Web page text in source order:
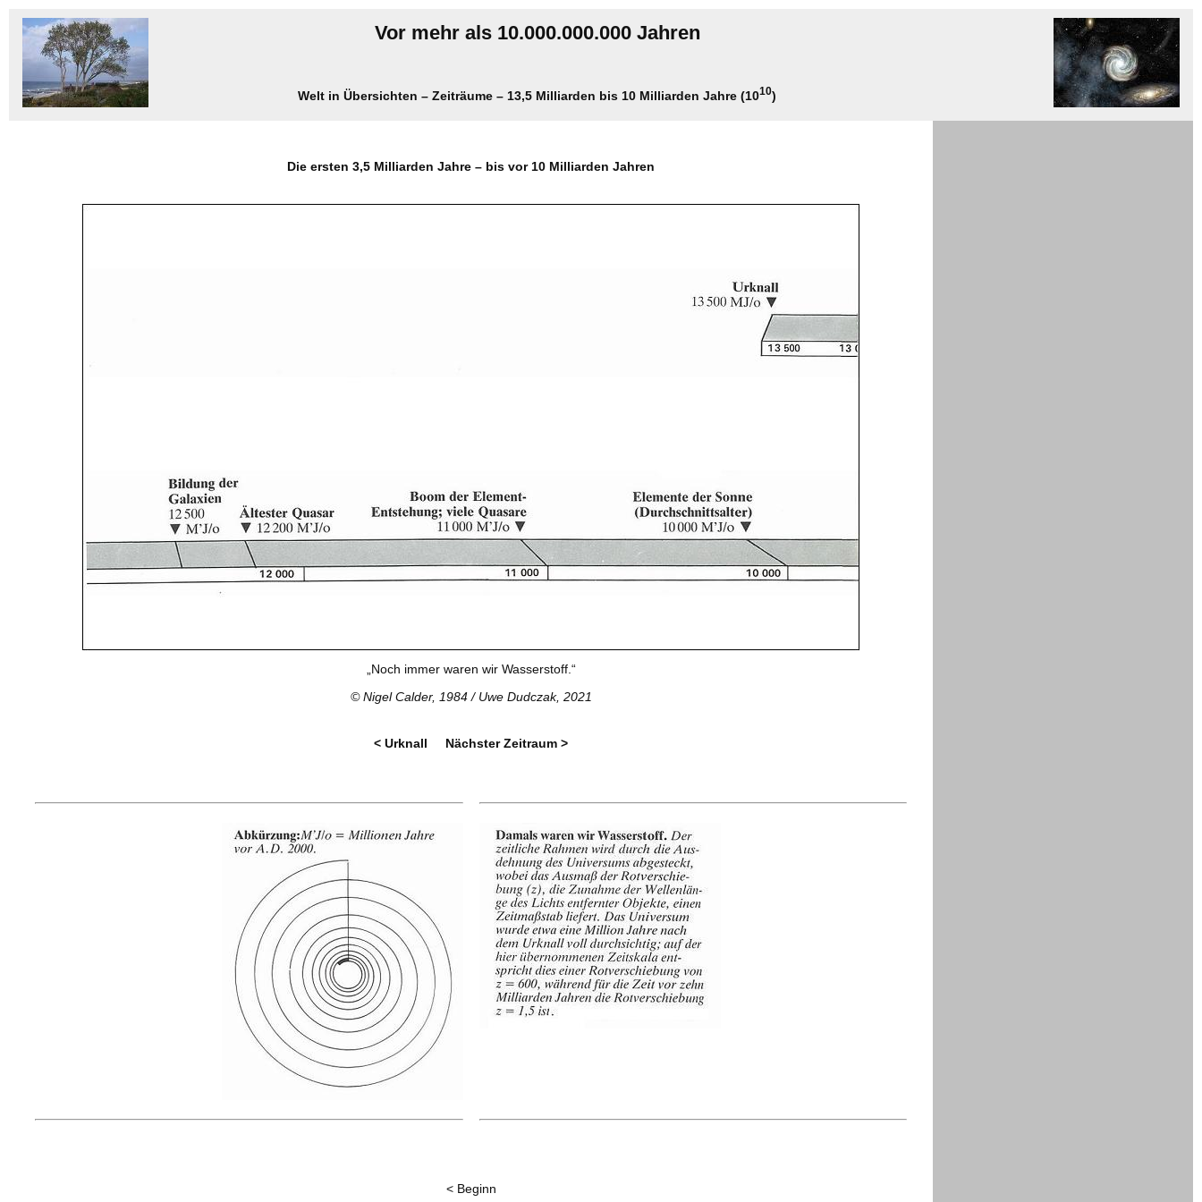
Vor mehr als 10.000.000.000 Jahren
Welt in Übersichten – Zeiträume – 13,5 Milliarden bis 10 Milliarden Jahre (1010)
Die ersten 3,5 Milliarden Jahre – bis vor 10 Milliarden Jahren
„Noch immer waren wir Wasserstoff.“
© Nigel Calder, 1984 / Uwe Dudczak, 2021
< Urknall Nächster Zeitraum >
< Beginn